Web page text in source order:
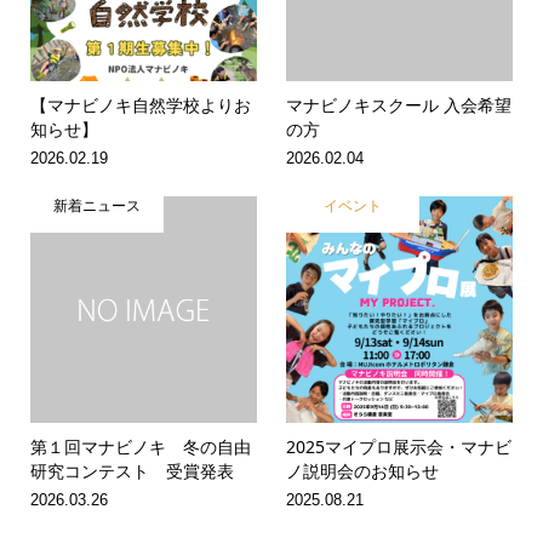
【マナビノキ自然学校よりお
知らせ】
2026.02.19
マナビノキスクール 入会希望
の方
2026.02.04
新着ニュース
第１回マナビノキ 冬の自由
研究コンテスト 受賞発表
2026.03.26
イベント
2025マイプロ展示会・マナビ
ノ説明会のお知らせ
2025.08.21